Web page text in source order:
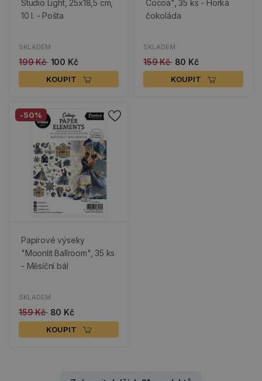
Studio Light, 25x18,5 cm,
10 l. - Pošta
SKLADEM
199 Kč 100 Kč
KOUPIT
Cocoa", 35 ks - Horká
čokoláda
SKLADEM
159 Kč 80 Kč
KOUPIT
-50%
Papírové výseky
"Moonlit Ballroom", 35 ks
- Měsíční bál
SKLADEM
159 Kč 80 Kč
KOUPIT